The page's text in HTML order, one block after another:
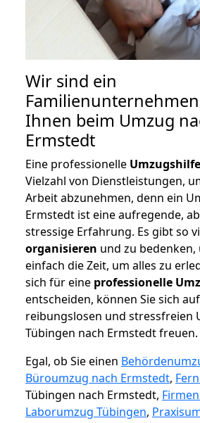
Wir sind ein
Ihnen beim Umzug
Ermstedt
Eine professionelle Umzugshilfe
Vielzahl von Dienstleistungen,
Arbeit abzunehmen, denn ein
Ermstedt ist eine aufregende,
stressige Erfahrung. Es gibt so
organisieren und zu
einfach die Zeit, um alles zu
sich für eine professionelle
entscheiden, können Sie sich
reibungslosen und stressfreien
Tübingen nach Ermstedt freuen.
Egal, ob Sie einen
Büroumzug nach Ermstedt,
Tübingen nach Ermstedt,
Laborumzug Tübingen,